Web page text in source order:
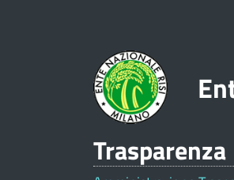
Trasparenza